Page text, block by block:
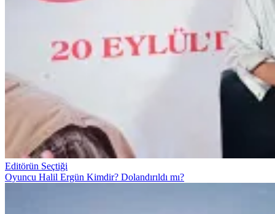
Editörün Seçtiği
Oyuncu Halil Ergün Kimdir? Dolandırıldı mı?